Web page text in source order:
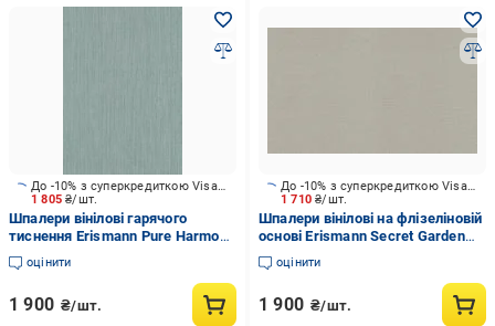
1 805₴/шт.
До -10% з суперкредиткою Visa Вигода
Шпалери вінілові гарячого
тиснення Erismann Pure Harmony
12279-19 1,06x10,05 м
оцінити
1 900 ₴/шт.
1 710₴/шт.
До -10% з суперкредиткою Visa Вигода
Шпалери вінілові на флізеліновій
основі Erismann Secret Garden
12242-37 1,06x10,05 м
оцінити
1 900 ₴/шт.